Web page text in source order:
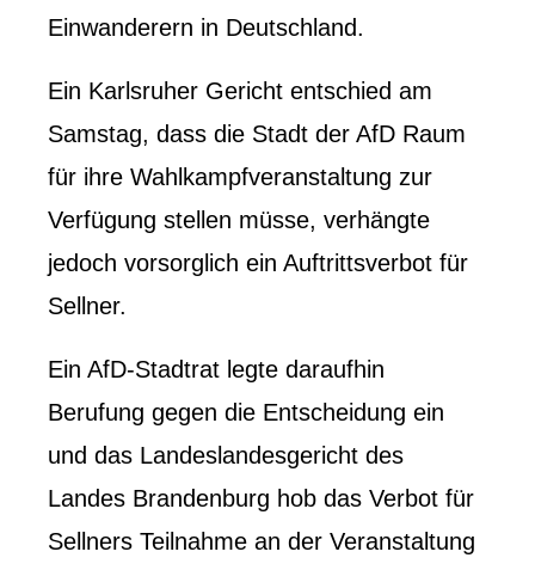
Einwanderern in Deutschland.
Ein Karlsruher Gericht entschied am
Samstag, dass die Stadt der AfD Raum
für ihre Wahlkampfveranstaltung zur
Verfügung stellen müsse, verhängte
jedoch vorsorglich ein Auftrittsverbot für
Sellner.
Ein AfD-Stadtrat legte daraufhin
Berufung gegen die Entscheidung ein
und das Landeslandesgericht des
Landes Brandenburg hob das Verbot für
Sellners Teilnahme an der Veranstaltung